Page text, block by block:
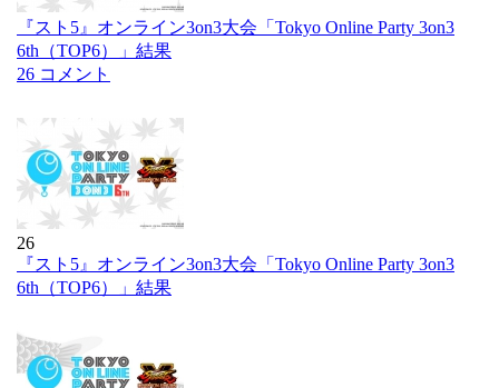
『スト5』オンライン3on3大会「Tokyo Online Party 3on3
6th（TOP6）」結果
26 コメント
26
『スト5』オンライン3on3大会「Tokyo Online Party 3on3
6th（TOP6）」結果